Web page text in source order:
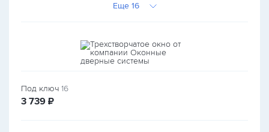
Еще 16
Под ключ 16
3 739 руб.
₽